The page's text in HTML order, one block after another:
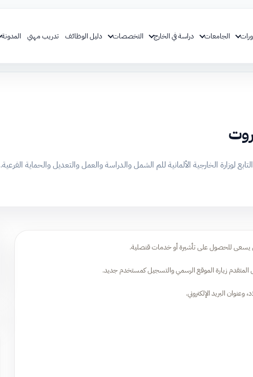
الجامعات دراسة في الخارج التخصصات دليل الوظائف تدريب مهني المدونة
لوزارة الخارجية الألمانية للم الشمل والدراسة والعمل والتعديل والحماية الفرعية.
يسعى للحصول على تأشيرة أو خدمات قنصلية.
المتقدم زيارة الموقع الرسمي والتسجيل كمستخدم جديد.
البريد الإلكتروني.